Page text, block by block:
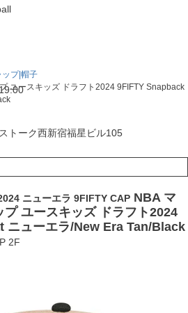
トーク西新宿福星ビル105
2F
1丁目6番14号
ップ|帽子
ユースキッズ ドラフト2024 9FIFTY Snapback
ニューエラ 9FIFTY CAP NBA マ
ユースキッズ ドラフト2024
ニューエラ/New Era Tan/Black